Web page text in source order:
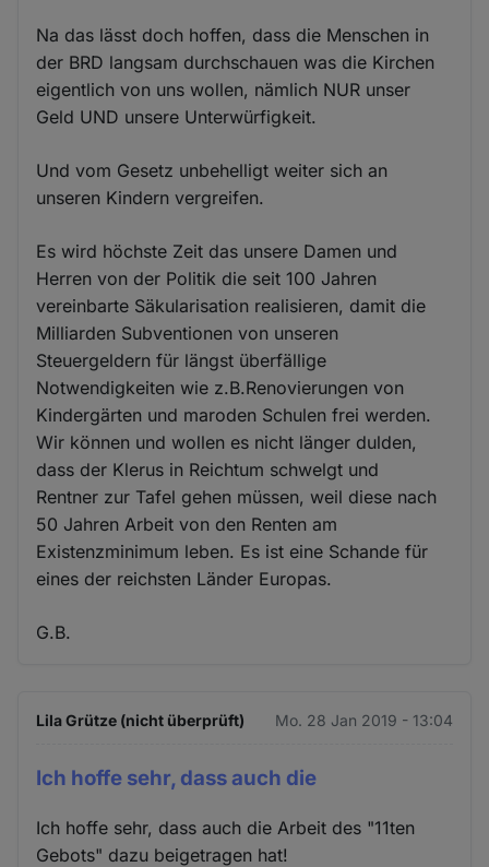
Na das lässt doch hoffen, dass die Menschen in
der BRD langsam durchschauen was die Kirchen
eigentlich von uns wollen, nämlich NUR unser
Geld UND unsere Unterwürfigkeit.
Und vom Gesetz unbehelligt weiter sich an
unseren Kindern vergreifen.
Es wird höchste Zeit das unsere Damen und
Herren von der Politik die seit 100 Jahren
vereinbarte Säkularisation realisieren, damit die
Milliarden Subventionen von unseren
Steuergeldern für längst überfällige
Notwendigkeiten wie z.B.Renovierungen von
Kindergärten und maroden Schulen frei werden.
Wir können und wollen es nicht länger dulden,
dass der Klerus in Reichtum schwelgt und
Rentner zur Tafel gehen müssen, weil diese nach
50 Jahren Arbeit von den Renten am
Existenzminimum leben. Es ist eine Schande für
eines der reichsten Länder Europas.
G.B.
Lila Grütze (nicht überprüft) Mo. 28 Jan 2019 - 13:04
Ich hoffe sehr, dass auch die
Ich hoffe sehr, dass auch die Arbeit des "11ten
Gebots" dazu beigetragen hat!